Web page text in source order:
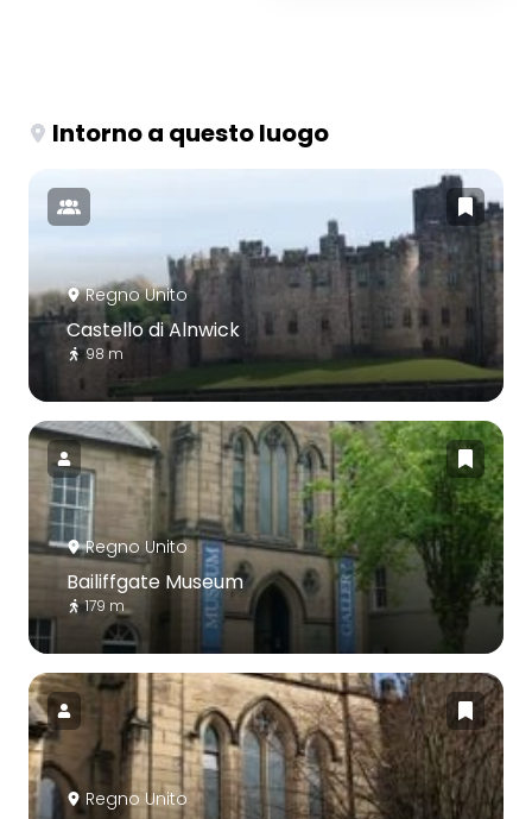
Intorno a questo luogo
Regno Unito
Castello di Alnwick
98 m
Regno Unito
Bailiffgate Museum
179 m
Regno Unito